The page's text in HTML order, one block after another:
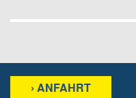
› ANFAHRT